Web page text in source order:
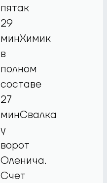
пятак
29
минХимик
в
полном
составе
27
минСвалка
у
ворот
Оленича.
Счет